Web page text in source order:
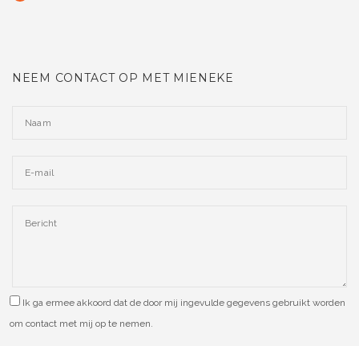
NEEM CONTACT OP MET MIENEKE
Ik ga ermee akkoord dat de door mij ingevulde gegevens gebruikt worden
om contact met mij op te nemen.